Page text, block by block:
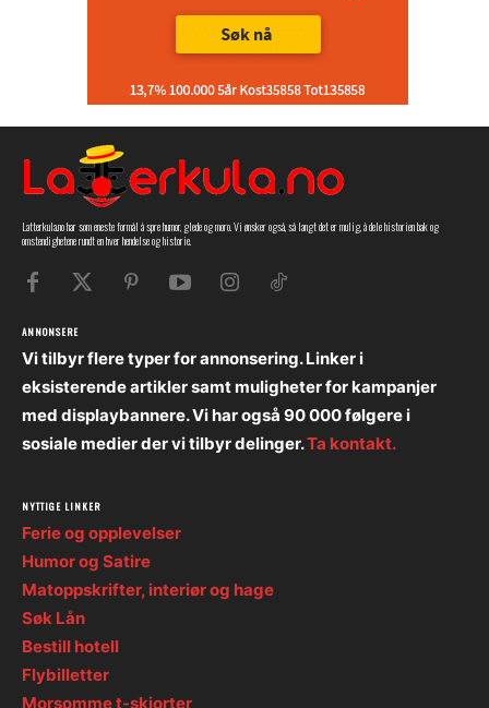
Latterkula.no har som eneste formål å spre humor, glede og moro. Vi ønsker også, så langt det er mulig, å dele historien bak og
omstendighetene rundt en hver hendelse og historie.
ANNONSERE
Vi tilbyr flere typer for annonsering. Linker i
eksisterende artikler samt muligheter for kampanjer
med displaybannere. Vi har også 90 000 følgere i
sosiale medier der vi tilbyr delinger.Ta kontakt.
NYTTIGE LINKER
Ferie og opplevelser
Humor og Satire
Matoppskrifter, interiør og hage
Søk Lån
Bestill hotell
Flybilletter
Morsomme t-skjorter